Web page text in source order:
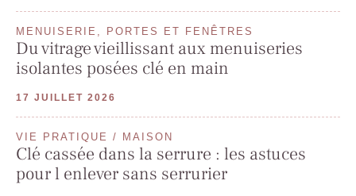
MENUISERIE, PORTES ET FENÊTRES
Du vitrage vieillissant aux menuiseries
isolantes posées clé en main
17 JUILLET 2026
VIE PRATIQUE / MAISON
Clé cassée dans la serrure : les astuces
pour l enlever sans serrurier